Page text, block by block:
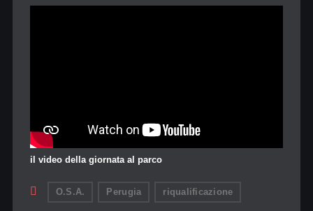
il video della giornata al parco
O.S.A. Perugia riqualificazione